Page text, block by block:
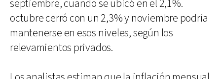
septiembre, cuando se ubicó en el 2,1%.
octubre cerró con un 2,3% y noviembre podría
mantenerse en esos niveles, según los
relevamientos privados.